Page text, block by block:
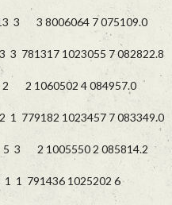
3 3 8006064 7 075109.0
781317 1023055 7 082822.8
2 1060502 4 084957.0
779182 1023457 7 083349.0
3 2 1005550 2 085814.2
1 791436 1025202 6